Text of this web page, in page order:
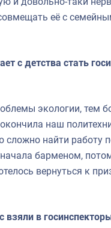
её с
с детства стать
экологии, тем
наш
сложно найти работу
барменом,
вернуться к
взяли в